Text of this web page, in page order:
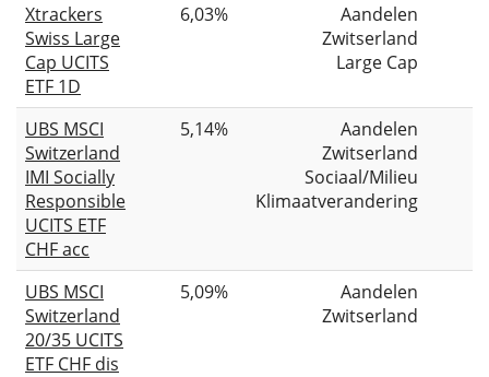
Xtrackers
Swiss Large
Cap UCITS
ETF 1D
6,03%
Aandelen
Zwitserland
Large Cap
UBS MSCI
Switzerland
IMI Socially
Responsible
UCITS ETF
CHF acc
5,14%
Aandelen
Zwitserland
Sociaal/Milieu
Klimaatverandering
UBS MSCI
Switzerland
20/35 UCITS
ETF CHF dis
5,09%
Aandelen
Zwitserland